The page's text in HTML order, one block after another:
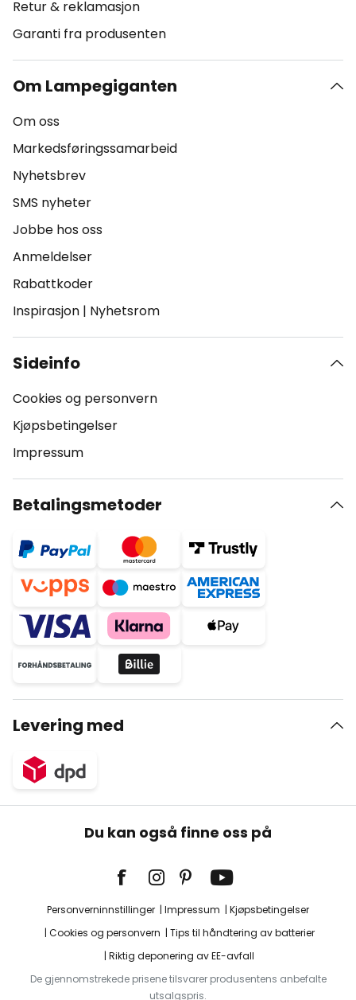
Retur & reklamasjon
Garanti fra produsenten
Om Lampegiganten
Om oss
Markedsføringssamarbeid
Nyhetsbrev
SMS nyheter
Jobbe hos oss
Anmeldelser
Rabattkoder
Inspirasjon | Nyhetsrom
Sideinfo
Cookies og personvern
Kjøpsbetingelser
Impressum
Betalingsmetoder
Levering med
Du kan også finne oss på
Personverninnstillinger Impressum
Kjøpsbetingelser
Cookies og personvern
Tips til håndtering av batterier
Riktig deponering av EE-avfall
De gjennomstrekede prisene tilsvarer produsentens anbefalte
utsalgspris.